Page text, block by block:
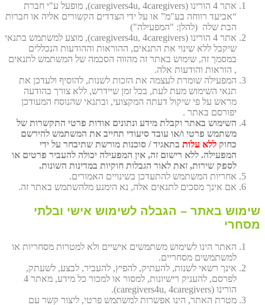
אתר 4 הורינו (caregivers4u, 4caregivers), מופעל ע"י חברת
“אביעד רווחה בע"מ” או על ידי הצדדים הקשורים אליה או חברות
הבת שלה (להלן: "המפעילה")
אתר 4 הורינו (caregivers4u, 4caregivers), מוצע למשתמש בתנאי
שיקבל ללא שינוי את התנאים, ההוראות וההודעות הנכללים
במסמך זה, שימוש באתר זה מהווה הסכמה של המשתמש לתנאים
, הוראות והודעות אלה.
המפעילה שומרת לעצמה את הזכות לשנות, להוסיף ולעדכן את
תנאי השימוש מעת לעת, בכל זמן שיידרש, ללא צורך בהודעה
מראש על פי שיקול דעתה המקצועי, ובתנאי שהנוסח המעודכן
יפורסם באתר .
השימוש באתר וקבלת מידע ונתונים אודות פרטי התקשרות של
משתמש פרטי ו/או עובד סיעודי תחייב את המשתמש להירשם
כחוק ללא עלות בתאגיד / סוכנות מורשת שתיבחר על ידי
המפעילה. ללא רישום זה, אין המפעילה יכולה להעביר פרטים או
לספק שירות, זאת לאור הגבלות חוקיות במדינות השונות.
אחריות המשתמש להתעדכן בשינויים האמורים.
אם אינך מסכים לתנאים אלה, נא הימנע מלהשתמש באתר זה.
שימוש באתר – הגבלה לשימוש אישי ובלתי
מסחרי
האתר הינו לשימוש משתמשים אישיים ולא למטרות מסחריות או
למשתמשים מסחריים.
אינך רשאי לשנות, להעתיק, להפיץ, להעביר, לבצע, לשעתק,
לפרסם, להעניק רישיונות, למסור או למכור כל מידע, מאתר 4
הורינו (caregivers4u, 4caregivers).
מטרת האתר, הינו אפשרות למשתמש פרטי, ליצור קשר עם